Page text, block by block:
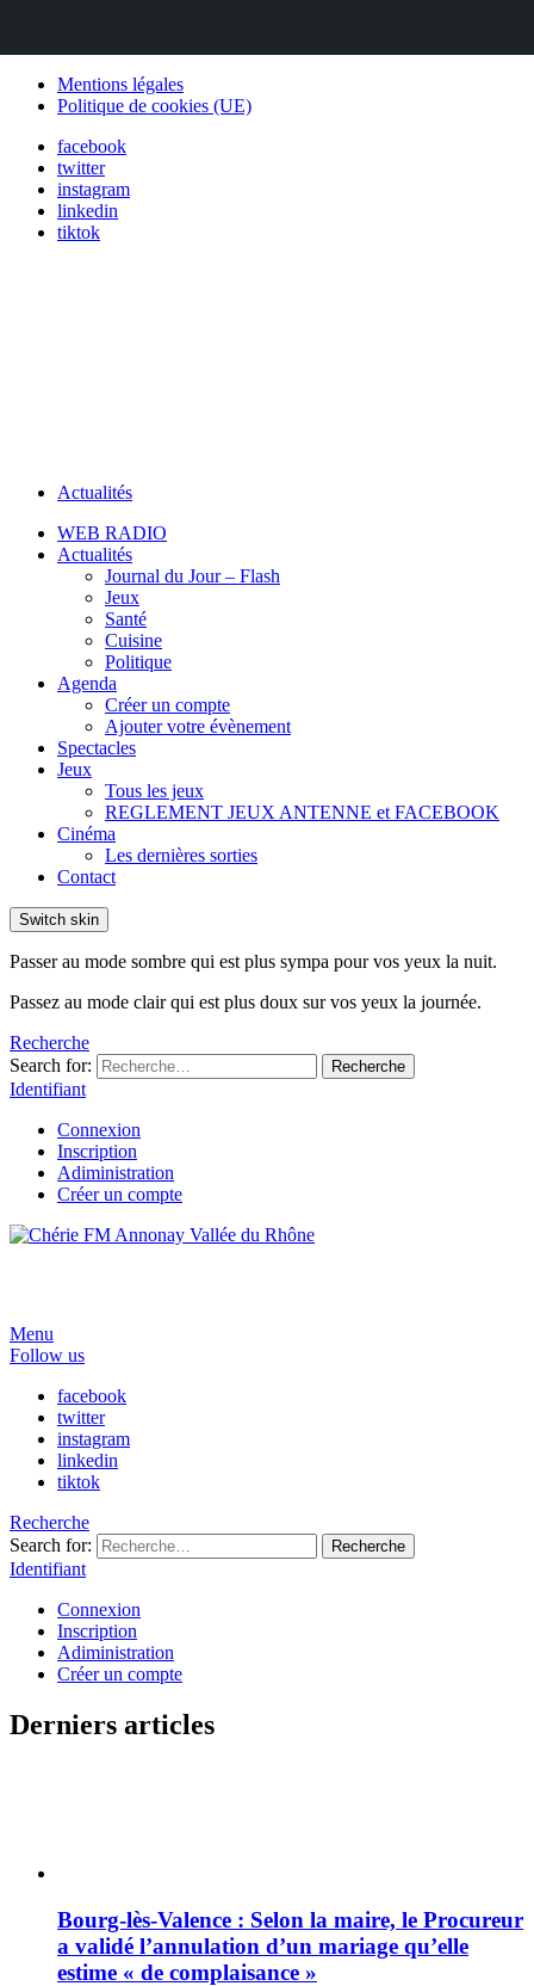
Mentions légales
Politique de cookies (UE)
facebook
twitter
instagram
linkedin
tiktok
Actualités
WEB RADIO
Actualités
Journal du Jour – Flash
Jeux
Santé
Cuisine
Politique
Agenda
Créer un compte
Ajouter votre évènement
Spectacles
Jeux
Tous les jeux
REGLEMENT JEUX ANTENNE et FACEBOOK
Cinéma
Les dernières sorties
Contact
Switch skin
Passer au mode sombre qui est plus sympa pour vos yeux la nuit.
Passez au mode clair qui est plus doux sur vos yeux la journée.
Recherche
Search for:
Recherche
Identifiant
Connexion
Inscription
Adiministration
Créer un compte
Menu
Follow us
facebook
twitter
instagram
linkedin
tiktok
Recherche
Search for:
Recherche
Identifiant
Connexion
Inscription
Adiministration
Créer un compte
Derniers articles
Bourg-lès-Valence : Selon la maire, le Procureur
a validé l’annulation d’un mariage qu’elle
estime « de complaisance »